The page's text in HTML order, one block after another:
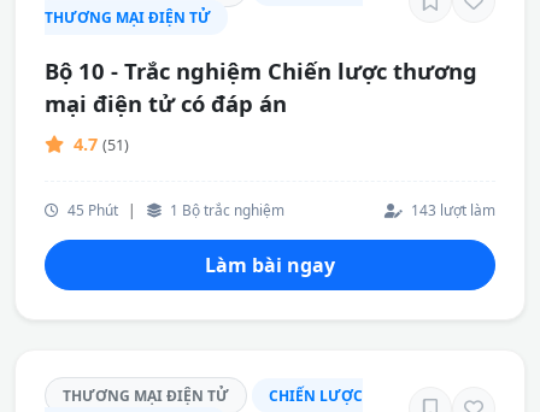
THƯƠNG MẠI ĐIỆN TỬ
Bộ 10 - Trắc nghiệm Chiến lược thương
mại điện tử có đáp án
4.7 (51)
45 Phút | 1 Bộ trắc nghiệm 143 lượt làm
Làm bài ngay
THƯƠNG MẠI ĐIỆN TỬ
CHIẾN LƯỢC